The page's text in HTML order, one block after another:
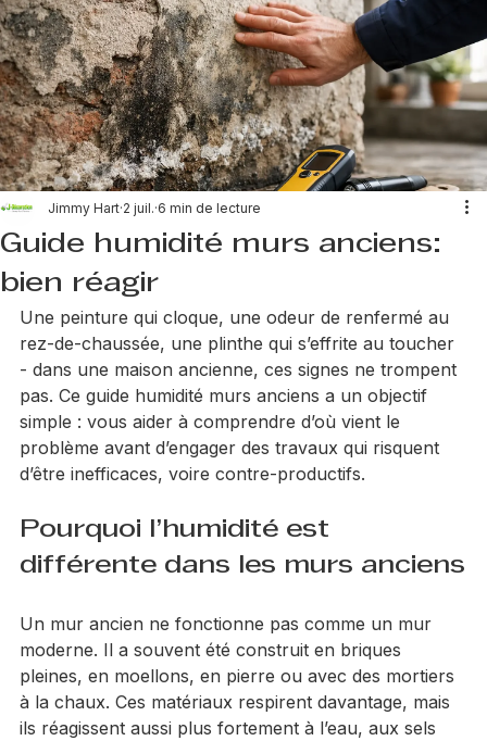
📞 Besoin urgent ? Appelez-nous : 0470 18 42 80
Guide humidité murs anciens:
bien réagir
Jimmy Hart 2 juil. 6 min de lecture
Une peinture qui cloque, une odeur de renfermé au
rez-de-chaussée, une plinthe qui s’effrite au toucher
- dans une maison ancienne, ces signes ne trompent
pas. Ce guide humidité murs anciens a un objectif
simple : vous aider à comprendre d’où vient le
problème avant d’engager des travaux qui risquent
Pourquoi l’humidité est
Un mur ancien ne fonctionne pas comme un mur
moderne. Il a souvent été construit en briques
pleines, en moellons, en pierre ou avec des mortiers
à la chaux. Ces matériaux respirent davantage, mais